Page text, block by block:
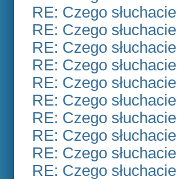
RE: Czego
RE: Czego
RE: Czego
RE: Czego
RE: Czego
RE: Czego
RE: Czego
RE: Czego
RE: Czego
RE: Czego